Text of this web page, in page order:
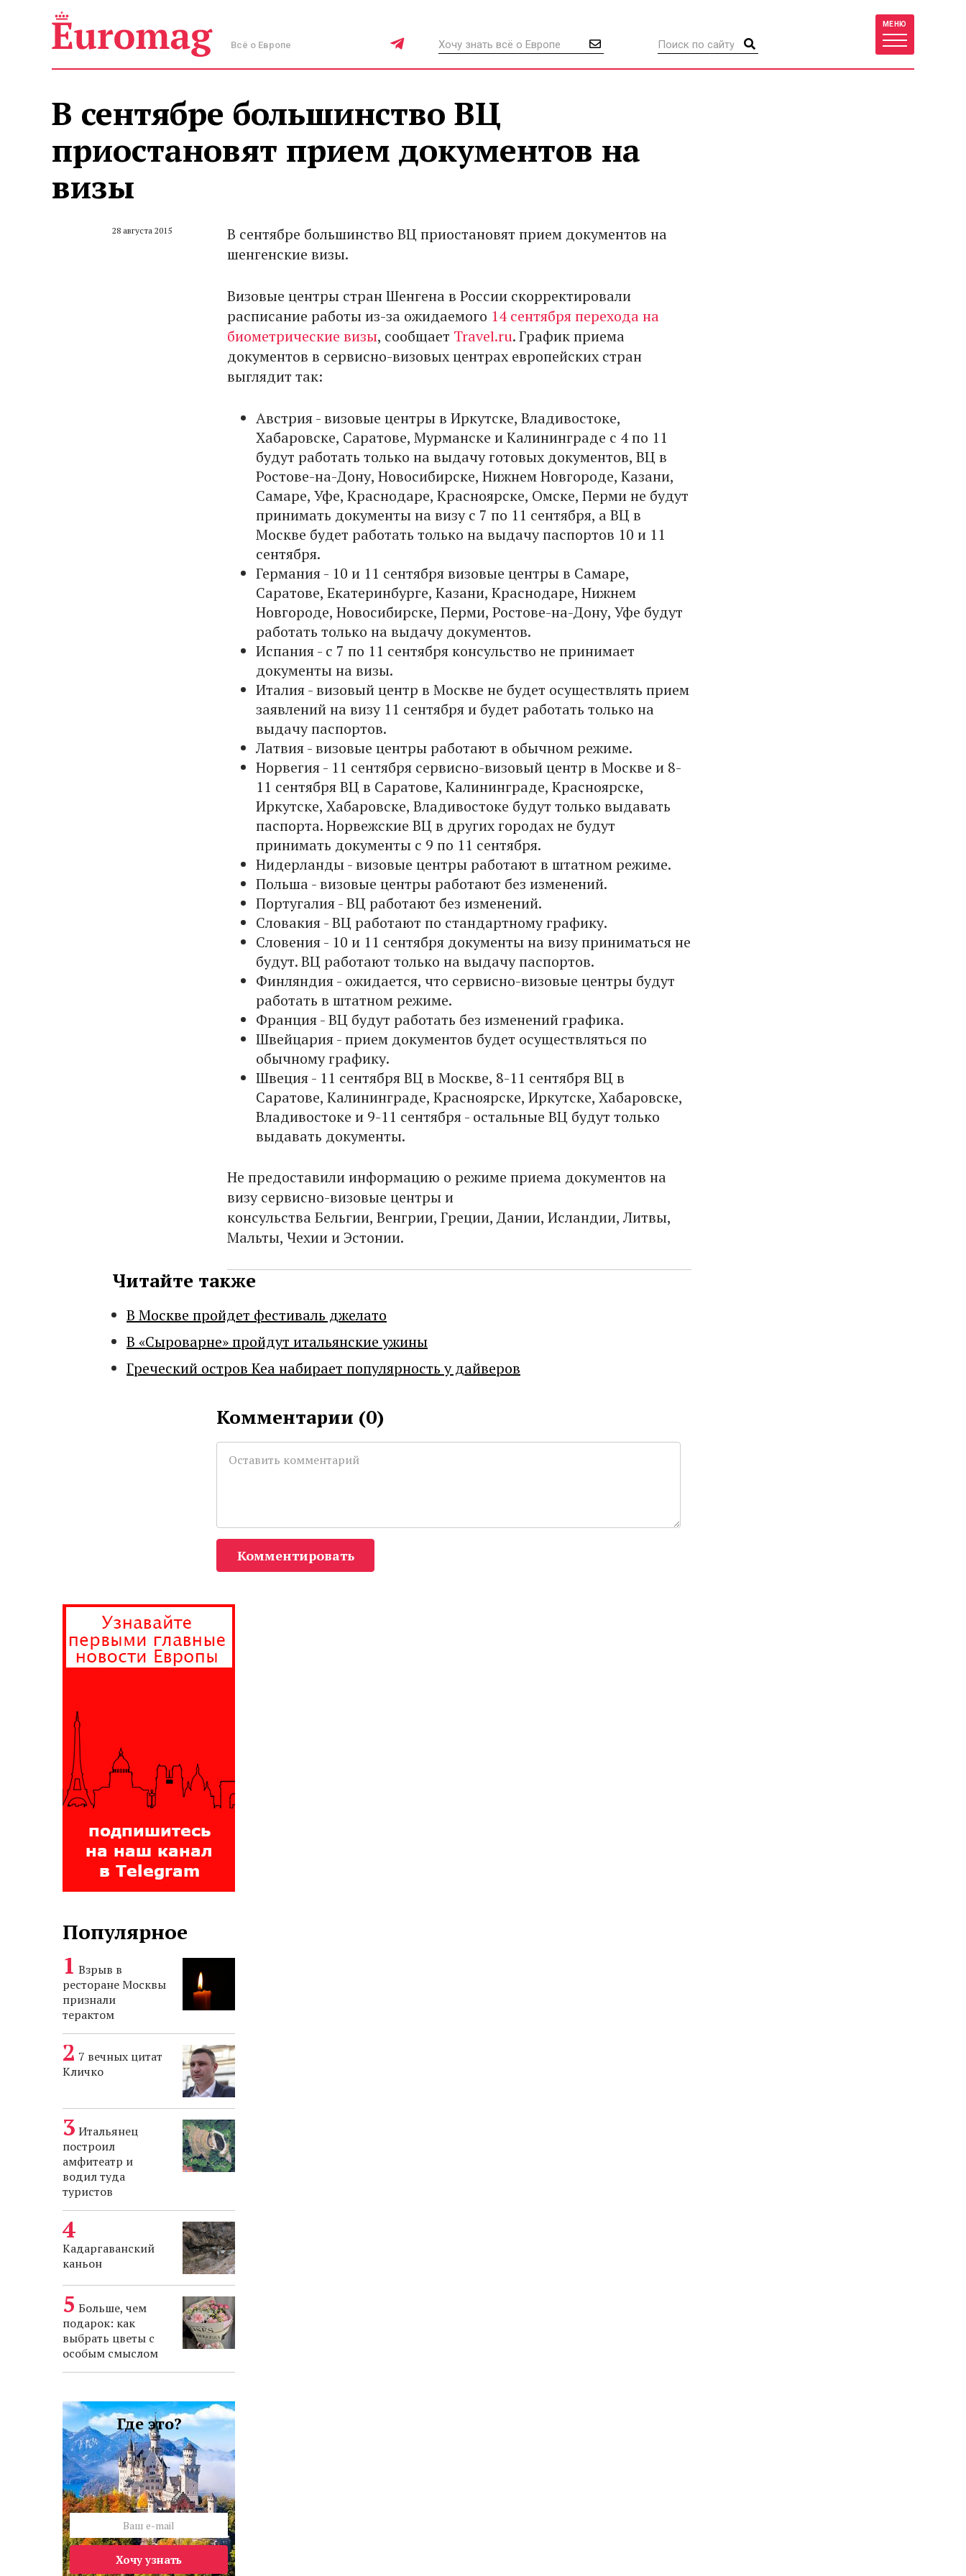
Всё о Европе
МЕНЮ
В сентябре большинство ВЦ
приостановят прием документов на
визы
28 августа 2015
В сентябре большинство ВЦ приостановят прием документов на
шенгенские визы.
Визовые центры стран Шенгена в России скорректировали
расписание работы из-за ожидаемого 14 сентября перехода на
биометрические визы, сообщает Travel.ru. График приема
документов в сервисно-визовых центрах европейских стран
выглядит так:
Австрия - визовые центры в Иркутске, Владивостоке,
Хабаровске, Саратове, Мурманске и Калининграде с 4 по 11
будут работать только на выдачу готовых документов, ВЦ в
Ростове-на-Дону, Новосибирске, Нижнем Новгороде, Казани,
Самаре, Уфе, Краснодаре, Красноярске, Омске, Перми не будут
принимать документы на визу с 7 по 11 сентября, а ВЦ в
Москве будет работать только на выдачу паспортов 10 и 11
сентября.
Германия - 10 и 11 сентября визовые центры в Самаре,
Саратове, Екатеринбурге, Казани, Краснодаре, Нижнем
Новгороде, Новосибирске, Перми, Ростове-на-Дону, Уфе будут
работать только на выдачу документов.
Испания - с 7 по 11 сентября консульство не принимает
документы на визы.
Италия - визовый центр в Москве не будет осуществлять прием
заявлений на визу 11 сентября и будет работать только на
выдачу паспортов.
Латвия - визовые центры работают в обычном режиме.
Норвегия - 11 сентября сервисно-визовый центр в Москве и 8-
11 сентября ВЦ в Саратове, Калининграде, Красноярске,
Иркутске, Хабаровске, Владивостоке будут только выдавать
паспорта. Норвежские ВЦ в других городах не будут
принимать документы с 9 по 11 сентября.
Нидерланды - визовые центры работают в штатном режиме.
Польша - визовые центры работают без изменений.
Португалия - ВЦ работают без изменений.
Словакия - ВЦ работают по стандартному графику.
Словения - 10 и 11 сентября документы на визу приниматься не
будут. ВЦ работают только на выдачу паспортов.
Финляндия - ожидается, что сервисно-визовые центры будут
работать в штатном режиме.
Франция - ВЦ будут работать без изменений графика.
Швейцария - прием документов будет осуществляться по
обычному графику.
Швеция - 11 сентября ВЦ в Москве, 8-11 сентября ВЦ в
Саратове, Калининграде, Красноярске, Иркутске, Хабаровске,
Владивостоке и 9-11 сентября - остальные ВЦ будут только
выдавать документы.
Не предоставили информацию о режиме приема документов на
визу сервисно-визовые центры и
консульства Бельгии, Венгрии, Греции, Дании, Исландии, Литвы,
Мальты, Чехии и Эстонии.
Читайте также
В Москве пройдет фестиваль джелато
В «Сыроварне» пройдут итальянские ужины
Греческий остров Кеа набирает популярность у дайверов
Комментарии (0)
Комментировать
Популярное
Взрыв в
ресторане Москвы
признали
терактом
7 вечных цитат
Кличко
Итальянец
построил
амфитеатр и
водил туда
туристов
Кадаргаванский
каньон
Больше, чем
подарок: как
выбрать цветы с
особым смыслом
Где это?
Хочу узнать